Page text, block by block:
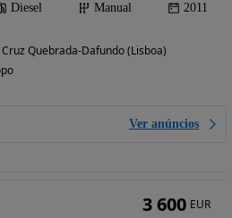
Diesel Manual 2011
Quebrada-Dafundo (Lisboa)
Ver anúncios
3 600 EUR